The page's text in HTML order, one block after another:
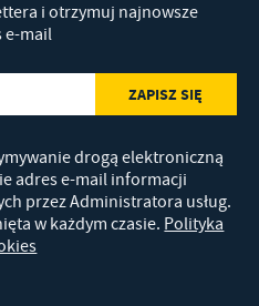
i otrzymuj najnowsze
e-mail
drogą elektroniczną
adres e-mail informacji
przez Administratora usług.
w każdym czasie. Polityka